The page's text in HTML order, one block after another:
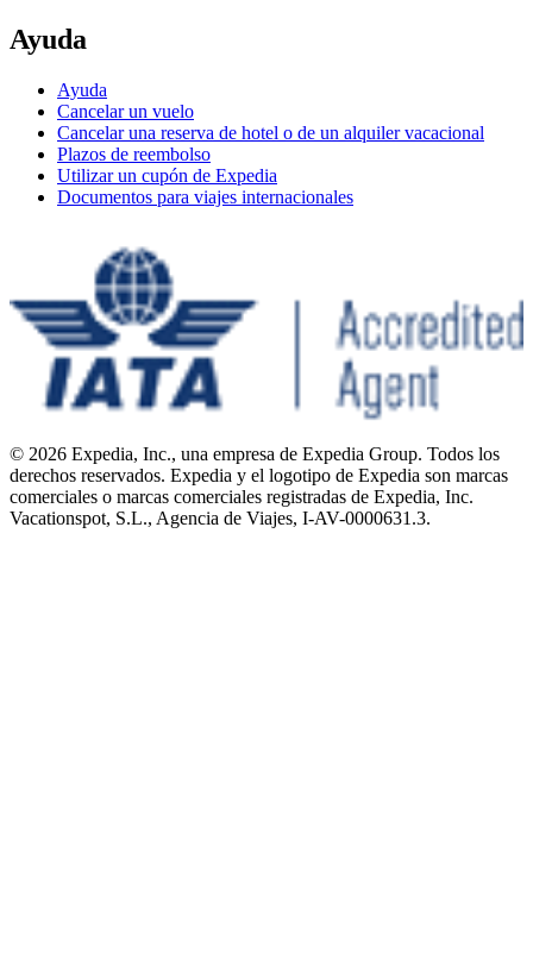
Ayuda
Ayuda
Cancelar un vuelo
Cancelar una reserva de hotel o de un alquiler vacacional
Plazos de reembolso
Utilizar un cupón de Expedia
Documentos para viajes internacionales
© 2026 Expedia, Inc., una empresa de Expedia Group. Todos los
derechos reservados. Expedia y el logotipo de Expedia son marcas
comerciales o marcas comerciales registradas de Expedia, Inc.
Vacationspot, S.L., Agencia de Viajes, I-AV-0000631.3.